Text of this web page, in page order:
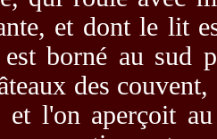
et dont le lit
borné au sud
des
et l'on aperçoit